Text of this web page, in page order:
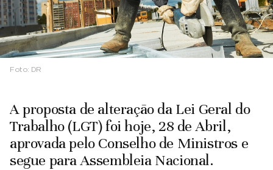
Foto: DR
A proposta de alteração da Lei Geral do
Trabalho (LGT) foi hoje, 28 de Abril,
aprovada pelo Conselho de Ministros e
segue para Assembleia Nacional.